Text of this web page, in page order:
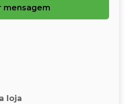
mensagem
loja